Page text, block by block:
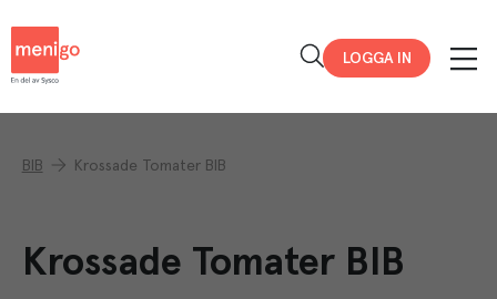
LOGGA IN
BIB Krossade Tomater BIB
Krossade Tomater BIB